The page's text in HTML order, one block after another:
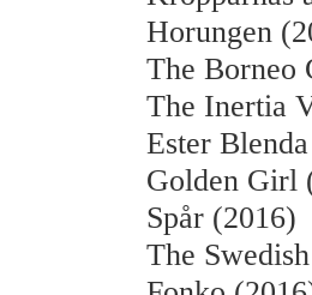
Horungen
The Borneo
The Inertia
Ester
Golden Girl
Spår (2016)
The